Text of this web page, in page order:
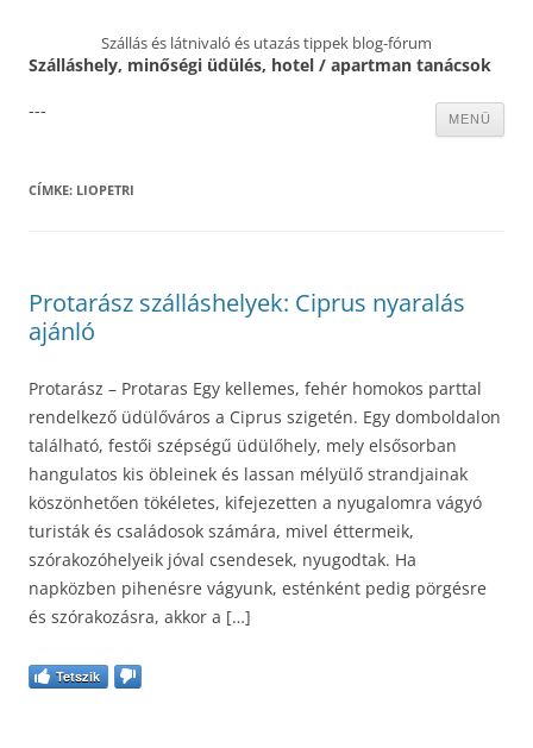
Szállás és látnivaló és utazás tippek blog-fórum
Szálláshely, minőségi üdülés, hotel / apartman tanácsok
MENÜ
---
CÍMKE: LIOPETRI
Protarász szálláshelyek: Ciprus nyaralás
ajánló
Protarász – Protaras Egy kellemes, fehér homokos parttal
rendelkező üdülőváros a Ciprus szigetén. Egy domboldalon
található, festői szépségű üdülőhely, mely elsősorban
hangulatos kis öbleinek és lassan mélyülő strandjainak
köszönhetően tökéletes, kifejezetten a nyugalomra vágyó
turisták és családosok számára, mivel éttermeik,
szórakozóhelyeik jóval csendesek, nyugodtak. Ha
napközben pihenésre vágyunk, esténként pedig pörgésre
és szórakozásra, akkor a […]
Tetszik